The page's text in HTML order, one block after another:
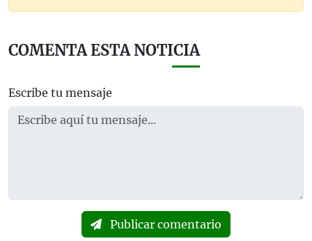
COMENTA ESTA NOTICIA
Escribe tu mensaje
Publicar comentario